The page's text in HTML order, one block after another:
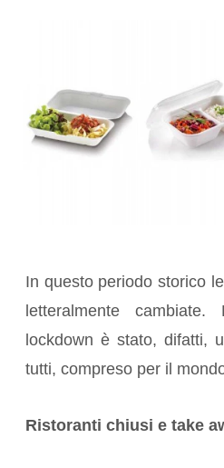
In questo periodo storico
letteralmente cambiate.
lockdown è stato, difatti,
tutti, compreso per il
Ristoranti chiusi e take